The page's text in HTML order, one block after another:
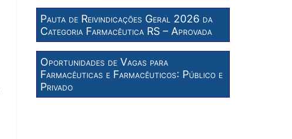
Pauta de Reivindicações Geral 2026 da
Categoria Farmacêutica RS – Aprovada
Oportunidades de Vagas para
Farmacêuticas e Farmacêuticos: Público e
Privado